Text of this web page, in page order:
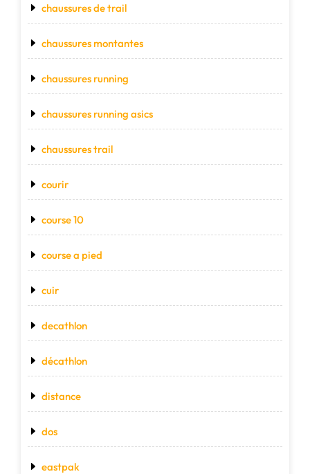
chaussures de trail
chaussures montantes
chaussures running
chaussures running asics
chaussures trail
courir
course 10
course a pied
cuir
decathlon
décathlon
distance
dos
eastpak